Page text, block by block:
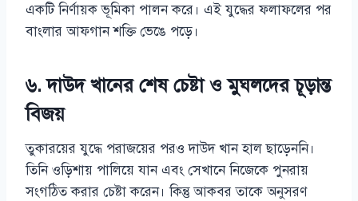
একটি নির্ণায়ক ভূমিকা পালন করে। এই যুদ্ধের ফলাফলের পর
বাংলার আফগান শক্তি ভেঙে পড়ে।
৬. দাউদ খানের শেষ চেষ্টা ও মুঘলদের চূড়ান্ত
বিজয়
তুকারয়ের যুদ্ধে পরাজয়ের পরও দাউদ খান হাল ছাড়েননি।
তিনি ওড়িশায় পালিয়ে যান এবং সেখানে নিজেকে পুনরায়
সংগঠিত করার চেষ্টা করেন। কিন্তু আকবর তাকে অনুসরণ